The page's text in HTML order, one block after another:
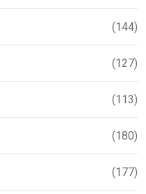
(144)
(127)
(113)
(180)
(177)